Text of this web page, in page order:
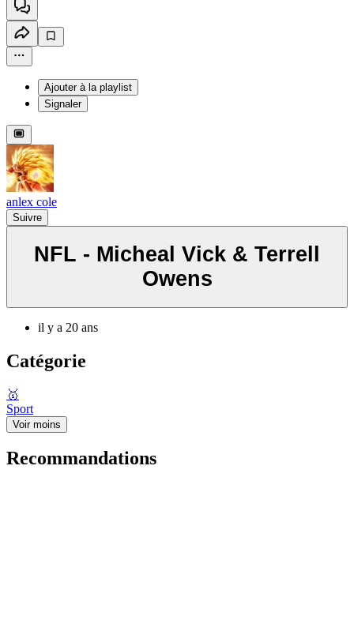
Ajouter à la playlist
Signaler
anlex cole
Suivre
NFL - Micheal Vick & Terrell
Owens
il y a 20 ans
Catégorie
🥇
Sport
Voir moins
Recommandations